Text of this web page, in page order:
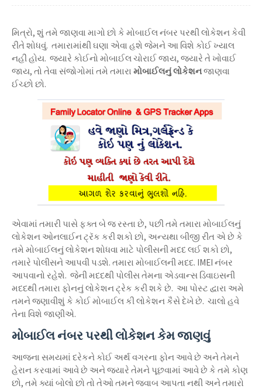
મિત્રો, શું તમે જાણવા માગો છો કે મોબાઈલ નંબર પરથી લોકેશન કેવી
રીતે શોધવું. તમારામાંથી ઘણા એવા હશે જેમને આ વિશે કોઈ ખ્યાલ
નહીં હોય. જ્યારે કોઈનો મોબાઈલ ચોરાઈ જાય, જ્યારે તે ખોવાઈ
જાય, તો તેવા સંજોગોમાં તમે તમારા મોબાઈલનું લોકેશનજાણવા
ઈચ્છો છો.
એવામાં તમારી પાસે ફક્ત બે જ રસ્તા છે, પછી તમે તમારા મોબાઈલનું
લોકેશન ઓનલાઈન ટ્રૅક કરી શકો છો, અન્યથા બીજી રીત એ છે કે
તમે મોબાઈલનું લોકેશન શોધવા માટે પોલીસની મદદ લઈ શકો છો,
તમારે પોલીસને આપવી પડશે. તમારા મોબાઈલની મદદ. IMEI નંબર
આપવાનો રહેશે. જેની મદદથી પોલીસ તેમના એડવાન્સ ડિવાઇસની
મદદથી તમારા ફોનનું લોકેશન ટ્રેક કરી શકે છે. આ પોસ્ટ દ્વારા અમે
તમને જણાવીશું કે કોઈ મોબાઈલ કી લોકેશન કૈસે દેખે છે. ચાલો હવે
તેના વિશે જાણીએ.
મોબાઈલ નંબર પરથી લોકેશન કેમ જાણવું
આજના સમયમાં દરેકને કોઈ અર્થ વગરના ફોન આવે છે અને તેમને
હેરાન કરવામાં આવે છે અને જ્યારે તેમને પૂછવામાં આવે છે કે તમે કોણ
છો, તમે ક્યાં બોલો છો તો તેઓ તમને જવાબ આપતા નથી અને તમારો